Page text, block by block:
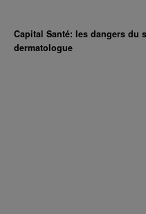
Capital Santé: les dangers du
dermatologue